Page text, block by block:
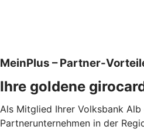
MeinPlus – Partner-
Ihre goldene
Als Mitglied Ihrer Volksbank
Partnerunternehmen in der